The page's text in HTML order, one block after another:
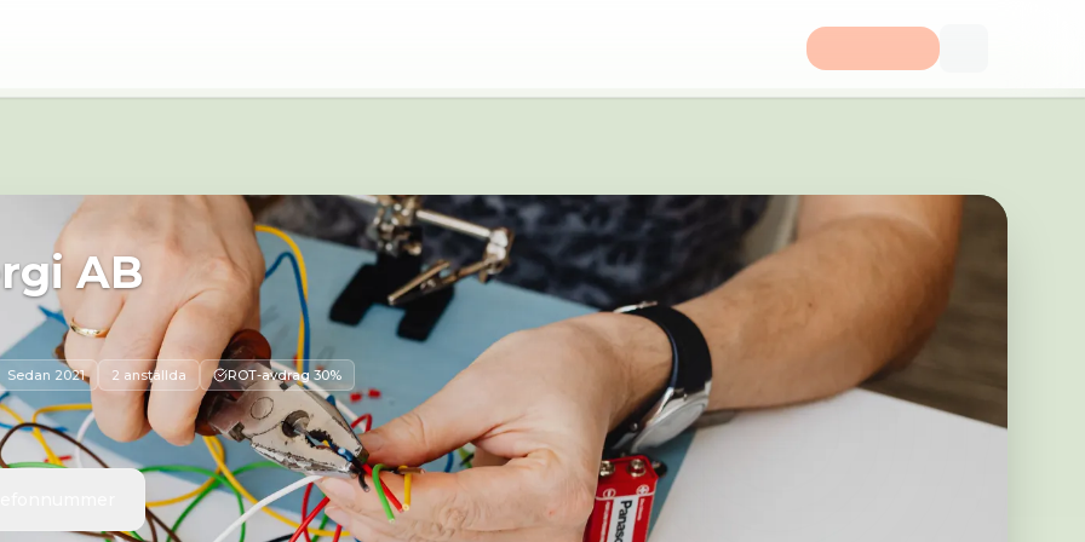
29A 136 48 Handen
AB
Sedan 2021 2 anställda ROT-avdrag 30%